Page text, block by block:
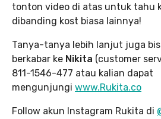
tonton video di atas untuk tahu
dibanding kost biasa lainnya!
Tanya-tanya lebih lanjut juga
berkabar ke Nikita (customer
811-1546-477 atau kalian dapat
mengunjungi www.Rukita.co
Follow akun Instagram Rukita di